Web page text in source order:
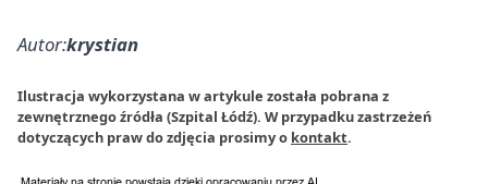
Autor:krystian
Ilustracja wykorzystana w artykule została pobrana z
zewnętrznego źródła (Szpital Łódź). W przypadku zastrzeżeń
dotyczących praw do zdjęcia prosimy o kontakt.